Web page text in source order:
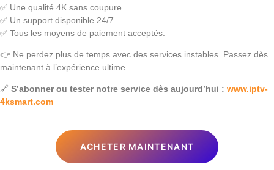
✅ Une qualité 4K sans coupure.
✅ Un support disponible 24/7.
✅ Tous les moyens de paiement acceptés.
👉 Ne perdez plus de temps avec des services instables. Passez dès
maintenant à l’expérience ultime.
🔗 S’abonner ou tester notre service dès aujourd’hui : www.iptv-
4ksmart.com
ACHETER MAINTENANT